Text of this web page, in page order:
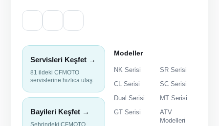
Servisleri Keşfet →
81 ildeki CFMOTO
servislerine hızlıca ulaş.
Bayileri Keşfet →
Modeller
NK Serisi
SR Serisi
CL Serisi
SC Serisi
Dual Serisi
MT Serisi
GT Serisi
ATV
Modelleri